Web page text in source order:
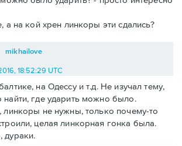
а на кой хрен линкоры эти сдались?
mikhailove
18:52:29 UTC
на Одессу и т.д. Не изучал тему,
найти, где ударить можно было.
линкоры не нужны, только почему-то
целая линкорная гонка была.
дураки.